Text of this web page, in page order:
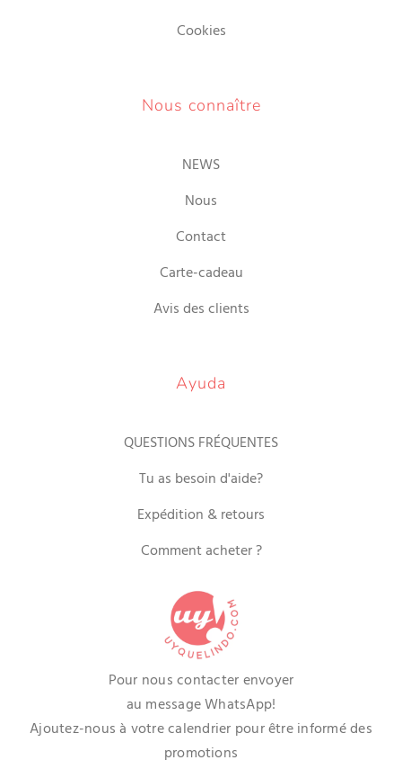
Cookies
Nous connaître
NEWS
Nous
Contact
Carte-cadeau
Avis des clients
Ayuda
QUESTIONS FRÉQUENTES
Tu as besoin d'aide?
Expédition & retours
Comment acheter ?
Pour nous contacter envoyer
au message WhatsApp!
Ajoutez-nous à votre calendrier pour être informé des
promotions